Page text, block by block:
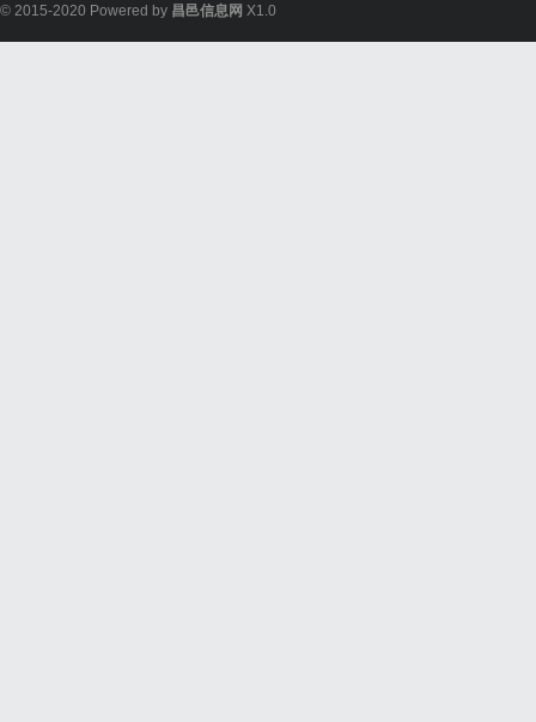
© 2015-2020 Powered by 昌邑信息网 X1.0